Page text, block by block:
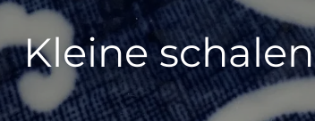
Kleine schalen